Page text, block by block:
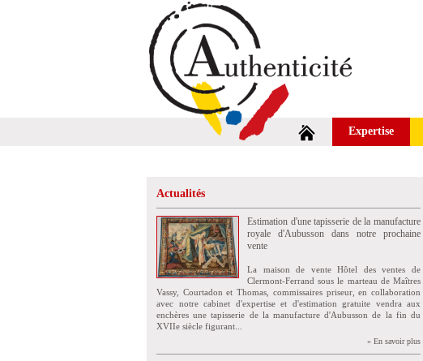
Expertise
Actualités
Estimation d'une tapisserie de la manufacture
royale d'Aubusson dans notre prochaine
vente
La maison de vente Hôtel des ventes de
Clermont-Ferrand sous le marteau de Maîtres
Vassy, Courtadon et Thomas, commissaires priseur, en collaboration
avec notre cabinet d'expertise et d'estimation gratuite vendra aux
enchères une tapisserie de la manufacture d'Aubusson de la fin du
XVIIe siècle figurant...
» En savoir plus